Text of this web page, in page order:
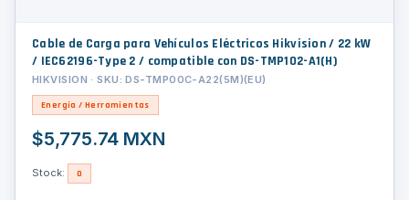
Cable de Carga para Vehículos Eléctricos Hikvision / 22 kW
/ IEC62196-Type 2 / compatible con DS-TMP102-A1(H)
HIKVISION · SKU: DS-TMP00C-A22(5M)(EU)
Energía / Herramientas
$5,775.74 MXN
Stock: 0